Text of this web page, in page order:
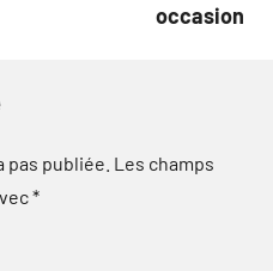
occasion
publiée. Les champs
*